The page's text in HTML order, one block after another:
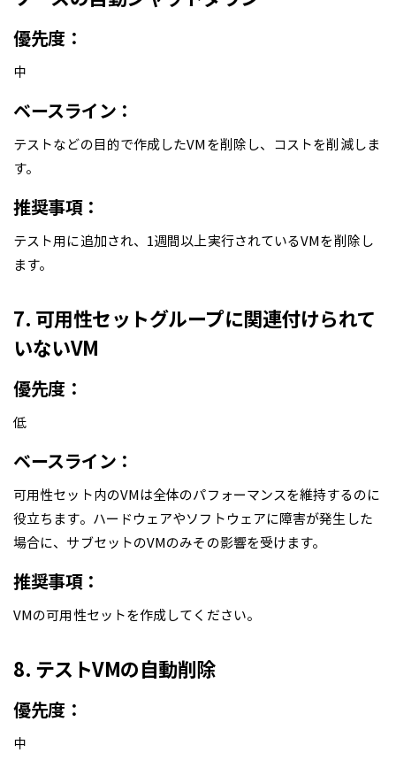
優先度：
中
ベースライン：
テストなどの目的で作成したVMを削除し、コストを削減しま
す。
推奨事項：
テスト用に追加され、1週間以上実行されているVMを削除し
ます。
7. 可用性セットグループに関連付けられて
いないVM
優先度：
低
ベースライン：
可用性セット内のVMは全体のパフォーマンスを維持するのに
役立ちます。ハードウェアやソフトウェアに障害が発生した
場合に、サブセットのVMのみその影響を受けます。
推奨事項：
VMの可用性セットを作成してください。
8. テストVMの自動削除
優先度：
中